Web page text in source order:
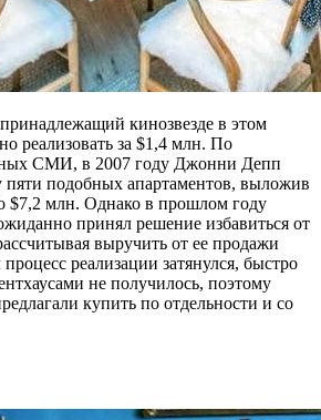
кинозвезде в этом
реализовать за $1,4 млн. По
СМИ, в 2007 году Джонни Депп
пяти подобных апартаментов, выложив
$7,2 млн. Однако в прошлом году
принял решение избавиться от
выручить от ее продажи
реализации затянулся, быстро
не получилось, поэтому
купить по отдельности и со